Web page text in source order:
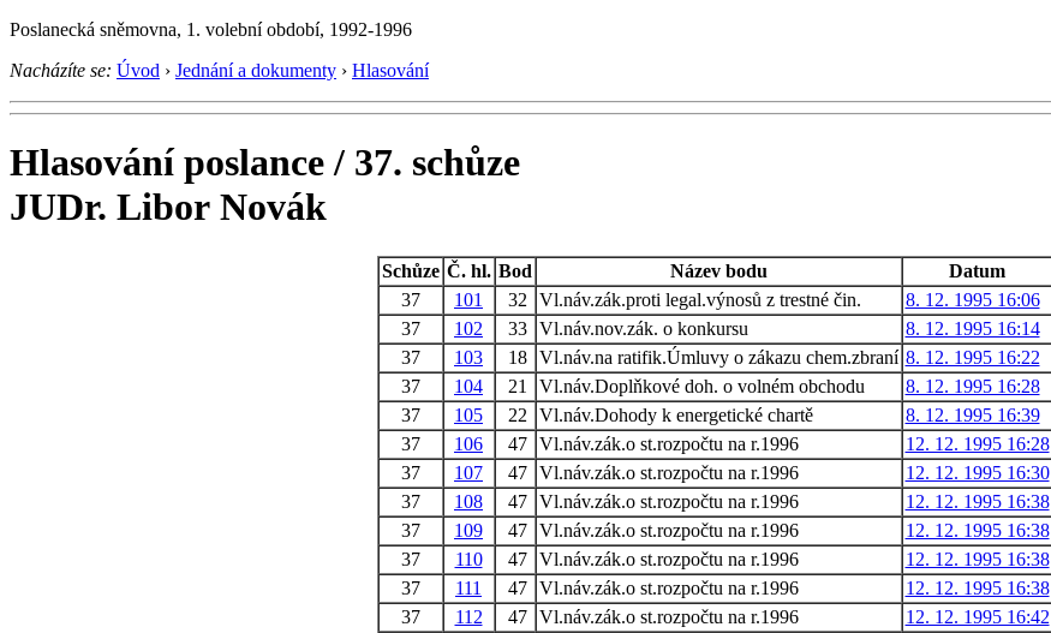
Poslanecká sněmovna, 1. volební období, 1992-1996
Nacházíte se: Úvod › Jednání a dokumenty › Hlasování
Hlasování poslance / 37. schůze
JUDr. Libor Novák
Schůze Č. hl. Bod Název bodu Datum
37
101 32 Vl.náv.zák.proti legal.výnosů z trestné čin. 8. 12. 1995 16:06
37
102 33 Vl.náv.nov.zák. o konkursu 8. 12. 1995 16:14
37
103 18 Vl.náv.na ratifik.Úmluvy o zákazu chem.zbraní 8. 12. 1995 16:22
37
104 21 Vl.náv.Doplňkové doh. o volném obchodu 8. 12. 1995 16:28
37
105 22 Vl.náv.Dohody k energetické chartě 8. 12. 1995 16:39
37
106 47 Vl.náv.zák.o st.rozpočtu na r.1996 12. 12. 1995 16:28
37
107 47 Vl.náv.zák.o st.rozpočtu na r.1996 12. 12. 1995 16:30
37
108 47 Vl.náv.zák.o st.rozpočtu na r.1996 12. 12. 1995 16:38
37
109 47 Vl.náv.zák.o st.rozpočtu na r.1996 12. 12. 1995 16:38
37
110 47 Vl.náv.zák.o st.rozpočtu na r.1996 12. 12. 1995 16:38
37
111 47 Vl.náv.zák.o st.rozpočtu na r.1996 12. 12. 1995 16:38
37
112 47 Vl.náv.zák.o st.rozpočtu na r.1996 12. 12. 1995 16:42